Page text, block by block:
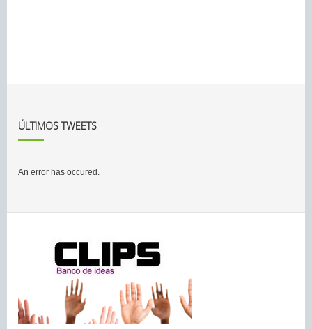
ÚLTIMOS TWEETS
An error has occured.